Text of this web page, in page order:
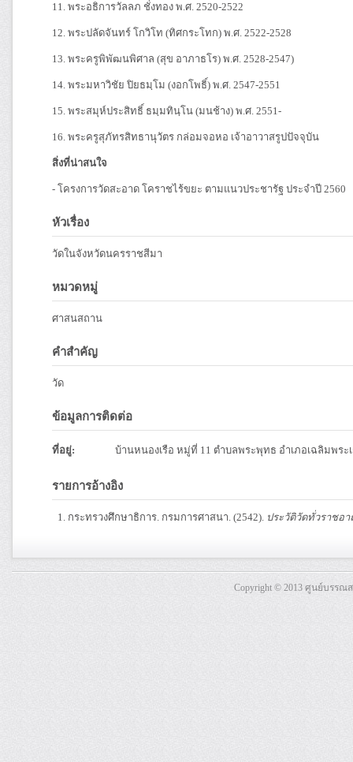
11. พระอธิการวัลลภ ชั่งทอง พ.ศ. 2520-2522
12. พระปลัดจันทร์ โกวิโท (ทิศกระโทก) พ.ศ. 2522-2528
13. พระครูพิพัฒนพิศาล (สุข อาภาธโร) พ.ศ. 2528-2547)
14. พระมหาวิชัย ปิยธมฺโม (งอกโพธิ์) พ.ศ. 2547-2551
15. พระสมุห์ประสิทธิ์ ธมฺมทินฺโน (มนช้าง) พ.ศ. 2551-
16. พระครูสุภัทรสิทธานุวัตร กล่อมจอหอ เจ้าอาวาสรูปปัจจุบัน
สิ่งที่น่าสนใจ
- โครงการวัดสะอาด โคราชไร้ขยะ ตามแนวประชารัฐ ประจำปี 2560
หัวเรื่อง
วัดในจังหวัดนครราชสีมา
หมวดหมู่
ศาสนสถาน
คำสำคัญ
วัด
ข้อมูลการติดต่อ
ที่อยู่: บ้านหนองเรือ หมู่ที่ 11 ตำบลพระพุทธ อำเภอเฉลิมพระ
รายการอ้างอิง
กระทรวงศึกษาธิการ. กรมการศาสนา. (2542). ประวัติวัดทั่วราชอ
Copyright © 2013 ศูนย์บรร